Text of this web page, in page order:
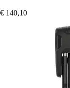
€ 140,10